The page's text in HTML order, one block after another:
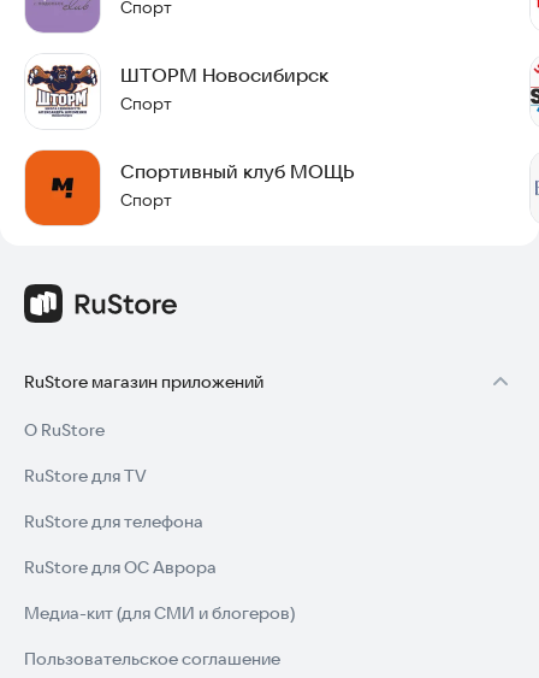
Спорт
ШТОРМ Новосибирск
Спорт
Спортивный клуб МОЩЬ
Спорт
RuStore магазин приложений
О RuStore
RuStore для TV
RuStore для телефона
RuStore для ОС Аврора
Медиа-кит (для СМИ и блогеров)
Пользовательское соглашение